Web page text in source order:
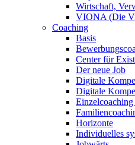
Wirtschaft,
VIONA (Die
Coaching
Basis
Center für
Der neue Job
Digitale
Digitale
Horizonte
Individuelles